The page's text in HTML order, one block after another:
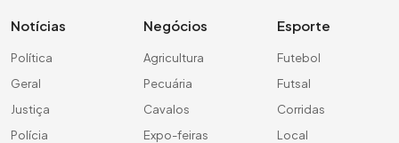
Notícias
Política
Geral
Justiça
Polícia
Negócios
Agricultura
Pecuária
Cavalos
Expo-feiras
Esporte
Futebol
Futsal
Corridas
Local